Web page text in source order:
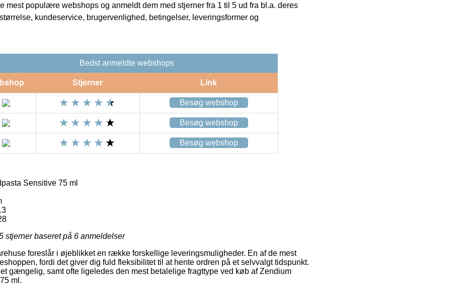
mest populære webshops og anmeldt dem med stjerner fra 1 til 5 ud fra bl.a. deres
kundeservice, brugervenlighed, betingelser, leveringsformer og
Bedst anmeldte webshops
Stjerner Link
Besøg webshop
Besøg webshop
Besøg webshop
Sensitive 75 ml
stjerner baseret på 6 anmeldelser
foreslår i øjeblikket en række forskellige leveringsmuligheder. En af de mest
fordi det giver dig fuld fleksibilitet til at hente ordren på et selvvalgt tidspunkt.
gængelig, samt ofte ligeledes den mest betalelige fragttype ved køb af Zendium
ml.